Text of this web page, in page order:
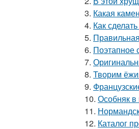
3. Какая
4. Как
5.
6. Поэтапное
7.
8. Творим
9.
10. Особняк в
11.
12. Каталог